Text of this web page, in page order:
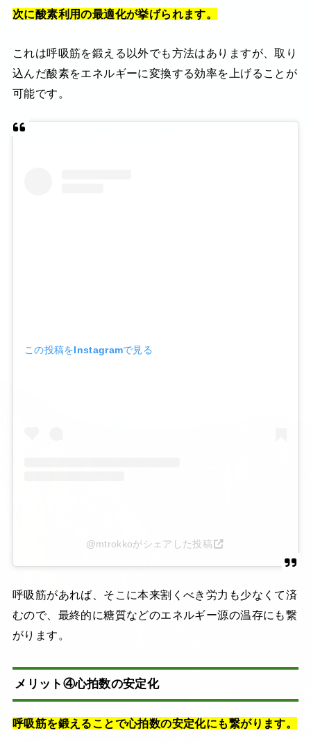
次に酸素利用の最適化が挙げられます。
これは呼吸筋を鍛える以外でも方法はありますが、取り
込んだ酸素をエネルギーに変換する効率を上げることが
可能です。
この投稿をInstagramで見る
@mtrokkoがシェアした投稿
呼吸筋があれば、そこに本来割くべき労力も少なくて済
むので、最終的に糖質などのエネルギー源の温存にも繋
がります。
メリット④心拍数の安定化
呼吸筋を鍛えることで心拍数の安定化にも繋がります。